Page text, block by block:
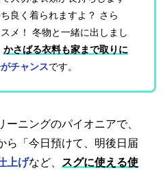
良く着られますよ？ さら
メ！ 冬物と一緒に出しまし
かさばる衣料も家まで取りに
チャンスです。
ーニングのパイオニアで、
ら「今日預けて、明後日届
上げなど、
スグに使える使